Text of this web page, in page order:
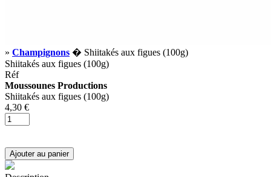
» Champignons � Shiitakés aux figues (100g)
Shiitakés aux figues (100g)
Réf
Moussounes Productions
Shiitakés aux figues (100g)
4,30 €